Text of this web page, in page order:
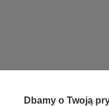
Dbamy o Twoją